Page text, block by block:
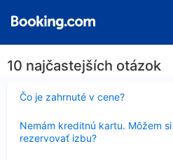
10 najčastejších otázok
Čo je zahrnuté v cene?
Nezobrazuje
sa
Nemám kreditnú kartu. Môžem
rezervovať izbu?
sa